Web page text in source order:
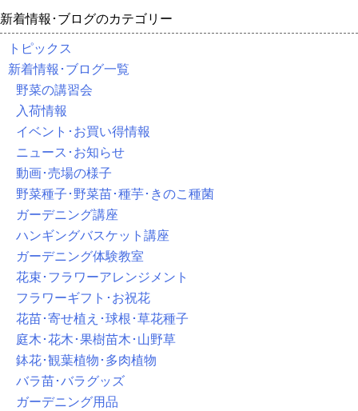
新着情報･ブログのカテゴリー
トピックス
新着情報･ブログ一覧
野菜の講習会
入荷情報
イベント･お買い得情報
ニュース･お知らせ
動画･売場の様子
野菜種子･野菜苗･種芋･きのこ種菌
ガーデニング講座
ハンギングバスケット講座
ガーデニング体験教室
花束･フラワーアレンジメント
フラワーギフト･お祝花
花苗･寄せ植え･球根･草花種子
庭木･花木･果樹苗木･山野草
鉢花･観葉植物･多肉植物
バラ苗･バラグッズ
ガーデニング用品